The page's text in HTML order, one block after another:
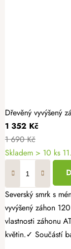
Dřevěný vyvýšený
1 352 Kč
1 690 Kč
Skladem > 10 ks
Severský smrk s méně suky 100% přírodní materiál Čtyřstranně hoblovaný masiv Vypěstujte si čerstvé bylinky, zeleninu nebo jahody v záhonu,
vyvýšený záhon
vlastnosti záhonu
květin.✓ Součástí